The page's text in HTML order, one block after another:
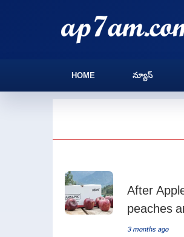
HOME న్యూస్
After
peaches
3 months ago